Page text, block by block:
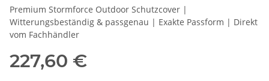
Premium Stormforce Outdoor Schutzcover |
Witterungsbeständig & passgenau | Exakte Passform | Direkt
vom Fachhändler
227,60 €